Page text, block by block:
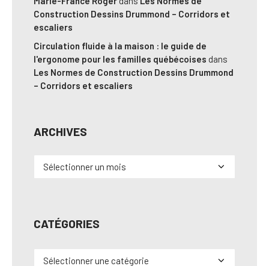
Construction Dessins Drummond – Corridors et
escaliers
Circulation fluide à la maison : le guide de
l'ergonome pour les familles québécoises dans
Les Normes de Construction Dessins Drummond
– Corridors et escaliers
ARCHIVES
Archives
CATÉGORIES
Catégories